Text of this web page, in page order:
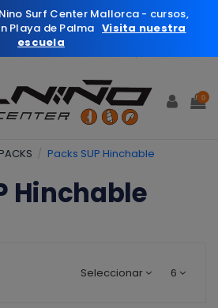
0
PACKS Packs SUP Hinchable
Hinchable
Seleccionar 6
Surf Center Mallorca - cursos,
Playa de Palma Visita nuestra
escuela